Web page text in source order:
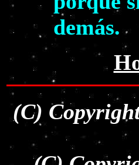
demás.
(C)